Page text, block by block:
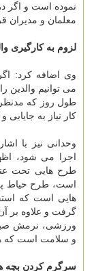
نموده است و اگر
معلمان و مدیران
لزوم به کارگیری
وی اضافه کرد:
طول روز که
کار نیاز به
وحدانی نیز با
اجرا می شود،
طرح هایی تحت
است، طرح حیاط
هایی است که
گرفت و علاوه بر
ورزشی، نرمش
و سلامت است که
سرگرم کردن بچه